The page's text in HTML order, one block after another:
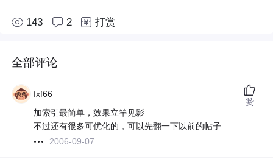
143 2 打赏
全部评论
fxf66
加索引最简单，效果立竿见影
不过还有很多可优化的，可以先翻一下以前的帖子
2006-09-07
赞